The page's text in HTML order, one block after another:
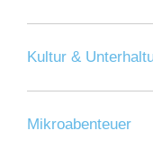
Kultur &
Mikroabenteuer